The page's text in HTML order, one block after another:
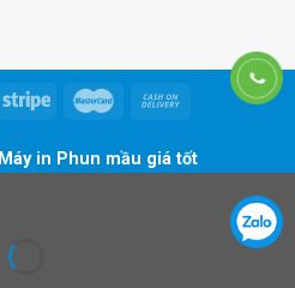
Máy in Phun mầu giá tốt